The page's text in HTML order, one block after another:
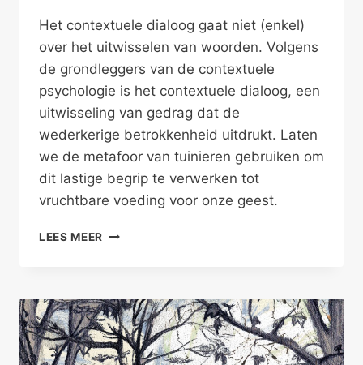
Het contextuele dialoog gaat niet (enkel)
over het uitwisselen van woorden. Volgens
de grondleggers van de contextuele
psychologie is het contextuele dialoog, een
uitwisseling van gedrag dat de
wederkerige betrokkenheid uitdrukt. Laten
we de metafoor van tuinieren gebruiken om
dit lastige begrip te verwerken tot
vruchtbare voeding voor onze geest.
LEES MEER NATUURLIJK